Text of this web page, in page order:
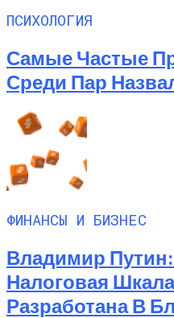
ПСИХОЛОГИЯ
Самые Частые
Среди Пар
ФИНАНСЫ И БИЗНЕС
Владимир
Налоговая
Разработана В